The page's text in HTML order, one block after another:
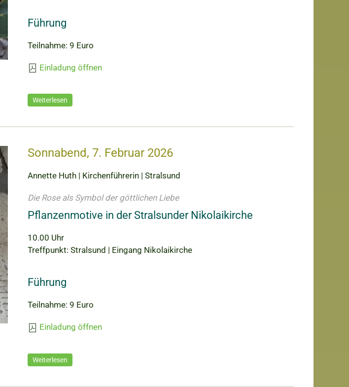
Führung
Teilnahme: 9 Euro
Einladung öffnen
Weiterlesen
Sonnabend, 7. Februar 2026
Annette Huth | Kirchenführerin | Stralsund
Die Rose als Symbol der göttlichen Liebe
Pflanzenmotive in der Stralsunder Nikolaikirche
10.00 Uhr
Treffpunkt: Stralsund | Eingang Nikolaikirche
Führung
Teilnahme: 9 Euro
Einladung öffnen
Weiterlesen